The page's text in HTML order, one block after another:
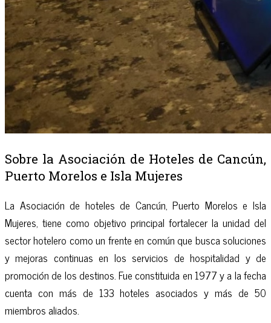
Sobre la Asociación de Hoteles de Cancún,
Puerto Morelos e Isla Mujeres
La Asociación de hoteles de Cancún, Puerto Morelos e Isla
Mujeres, tiene como objetivo principal fortalecer la unidad del
sector hotelero como un frente en común que busca soluciones
y mejoras continuas en los servicios de hospitalidad y de
promoción de los destinos. Fue constituida en 1977 y a la fecha
cuenta con más de 133 hoteles asociados y más de 50
miembros aliados.